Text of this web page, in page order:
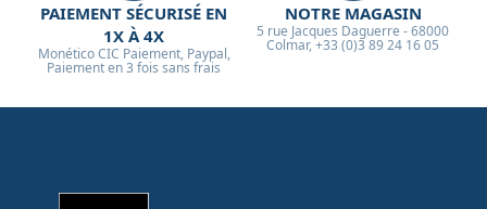
PAIEMENT SÉCURISÉ EN
1X À 4X
Monético CIC Paiement, Paypal,
Paiement en 3 fois sans frais
NOTRE MAGASIN
5 rue Jacques Daguerre - 68000
Colmar, +33 (0)3 89 24 16 05